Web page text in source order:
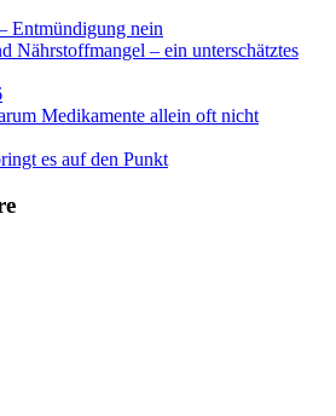
nein
Nährstoffmangel – ein unterschätztes
Medikamente allein oft nicht
es auf den Punkt